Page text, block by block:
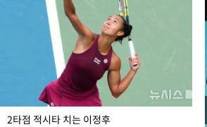
2타점 적시타 치는 이정후